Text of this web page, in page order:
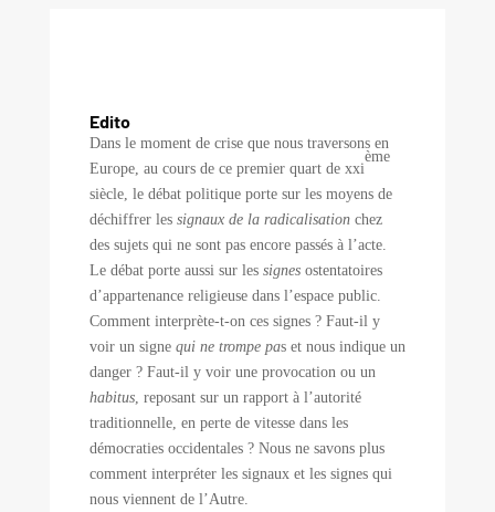
Edito
Dans le moment de crise que nous traversons en
Europe, au cours de ce premier quart de xxi
ème
siècle, le débat politique porte sur les moyens de
déchiffrer les signaux de la radicalisationchez
des sujets qui ne sont pas encore passés à l’acte.
Le débat porte aussi sur les signes ostentatoires
d’appartenance religieuse dans l’espace public.
Comment interprète-t-on ces signes ? Faut-il y
voir un signe qui ne trompe pas et nous indique un
danger ? Faut-il y voir une provocation ou un
habitus, reposant sur un rapport à l’autorité
traditionnelle, en perte de vitesse dans les
démocraties occidentales ? Nous ne savons plus
comment interpréter les signaux et les signes qui
nous viennent de l’Autre.